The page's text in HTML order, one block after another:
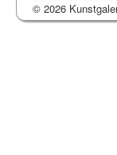
© 2026